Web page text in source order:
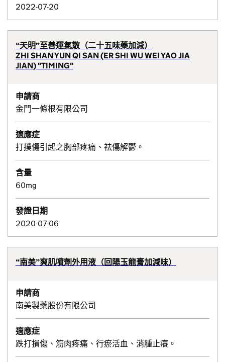
2022-07-20
“天明”至善運氣散（二十五味藥加減）
ZHI SHAN YUN QI SAN (ER SHI WU WEI YAO JIA
JIAN) "TIMING"
申請商
金門一條根有限公司
適應症
打撲傷引起之胸部疼痛、祛傷解鬱。
含量
60mg
發證日期
2020-07-06
“南美”爽肌噴劑外用液（回陽玉龍膏加減味）
申請商
南美製藥股份有限公司
適應症
跌打損傷、筋肉疼痛、行瘀活血、消腫止癢。